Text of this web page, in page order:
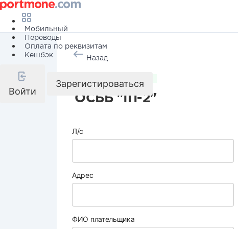
Мобильный
Переводы
Оплата по реквизитам
Кешбэк
Войти
Зарегистироваться
Назад
ОСББ "ІП-2"
Л/с
Адрес
ФИО плательщика